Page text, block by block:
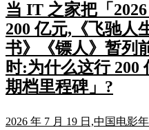
当 IT 之家把「
200 亿元,《飞驰人
书》《镖人》暂列
时:为什么这行 200
期档里程碑」?
2026 年 7 月 19 日,中国电影